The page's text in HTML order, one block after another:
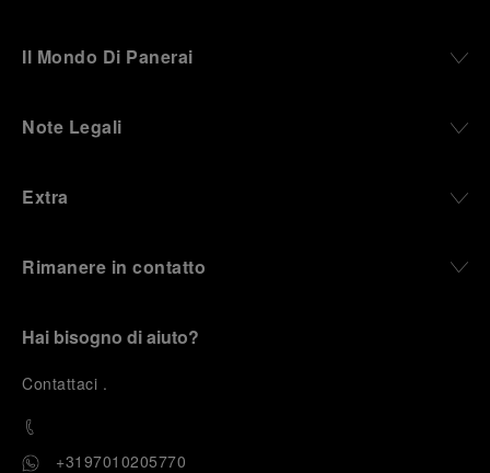
Il Mondo Di Panerai
Note Legali
Extra
Rimanere in contatto
Hai bisogno di aiuto?
Contattaci .
+3197010205770